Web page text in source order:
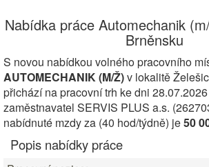
Nabídka práce Automechanik
Brněnsku
S novou nabídkou volného pracovního
AUTOMECHANIK (M/Ž)v lokalitě
přichází na pracovní trh ke dni
zaměstnavatel SERVIS PLUS a.s.
nabídnuté mzdy za (40 hod/týdně) je50
Popis nabídky práce